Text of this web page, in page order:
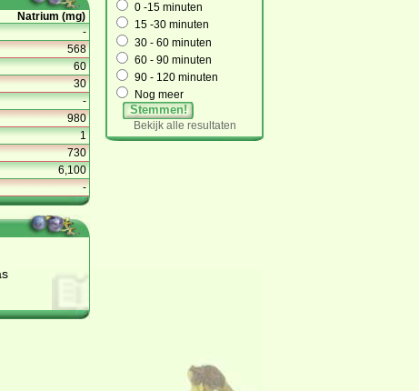
Natrium (mg)
-
568
60
30
-
980
1
730
6,100
-
0 -15 minuten
15 -30 minuten
30 - 60 minuten
60 - 90 minuten
90 - 120 minuten
Nog meer
Stemmen!
Bekijk alle resultaten